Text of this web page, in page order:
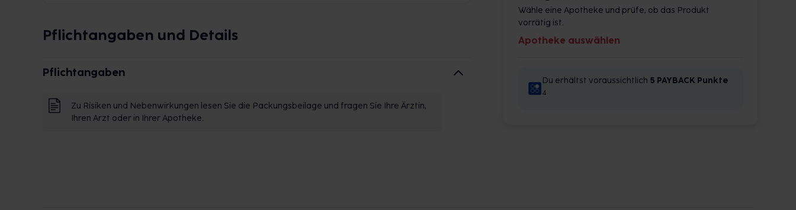
Pflichtangaben und Details
Pflichtangaben
Zu Risiken und Nebenwirkungen lesen Sie die Packungsbeilage und fragen Sie Ihre Ärztin,
Ihren Arzt oder in Ihrer Apotheke.
Wähle eine Apotheke und prüfe, ob das Produkt
vorrätig ist.
Apotheke auswählen
Du erhältst voraussichtlich 5 PAYBACK Punkte
4